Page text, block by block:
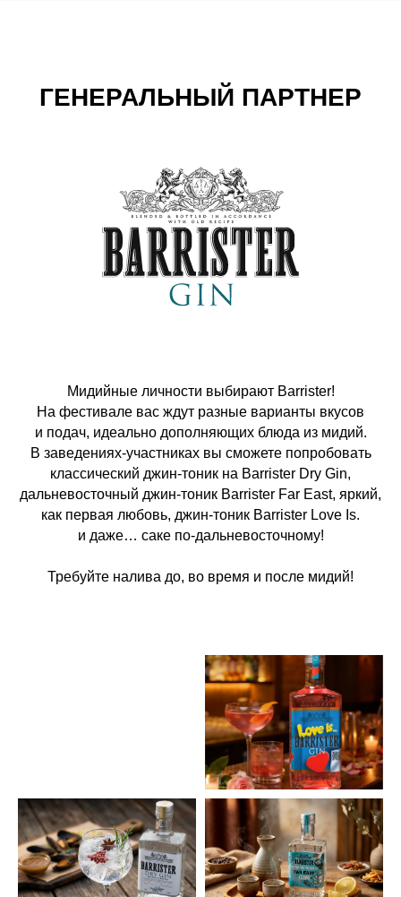
ГЕНЕРАЛЬНЫЙ ПАРТНЕР
Мидийные личности выбирают Barrister!
На фестивале вас ждут разные варианты вкусов
и подач, идеально дополняющих блюда из мидий.
В заведениях-участниках вы сможете попробовать
классический джин-тоник на Barrister Dry Gin,
дальневосточный джин-тоник Barrister Far East, яркий,
как первая любовь, джин-тоник Barrister Love Is.
и даже… саке по-дальневосточному!
Требуйте налива до, во время и после мидий!